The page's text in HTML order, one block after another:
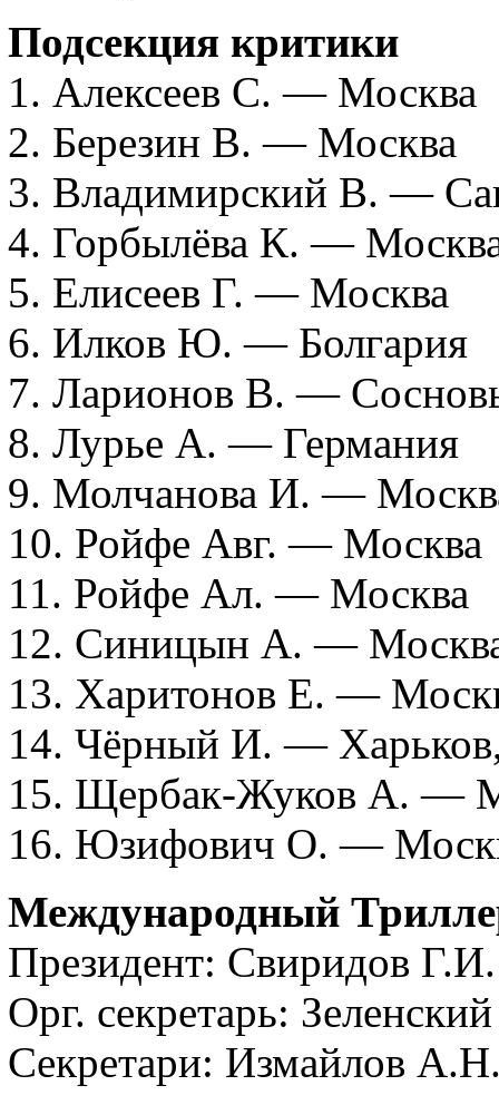
Подсекция критики
1. Алексеев С. — Москва
2. Березин В. — Москва
3. Владимирский В. —
4. Горбылёва К. —
5. Елисеев Г. — Москва
6. Илков Ю. — Болгария
7. Ларионов В. —
8. Лурье А. — Германия
9. Молчанова И. —
10. Ройфе Авг. — Москва
11. Ройфе Ал. — Москва
12. Синицын А. —
13. Харитонов Е. —
14. Чёрный И. —
15. Щербак-Жуков А. —
16. Юзифович О. —
Международный
Президент: Свиридов Г.И.
Орг. секретарь:
Секретари: Измайлов